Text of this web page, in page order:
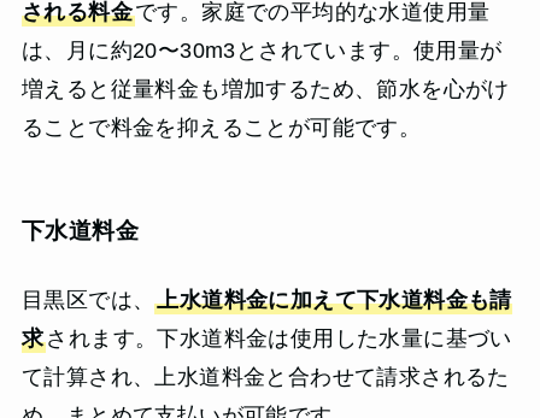
される料金です。家庭での平均的な水道使用量
は、月に約20〜30m3とされています。使用量が
増えると従量料金も増加するため、節水を心がけ
ることで料金を抑えることが可能です。
下水道料金
目黒区では、上水道料金に加えて下水道料金も請
求されます。下水道料金は使用した水量に基づい
て計算され、上水道料金と合わせて請求されるた